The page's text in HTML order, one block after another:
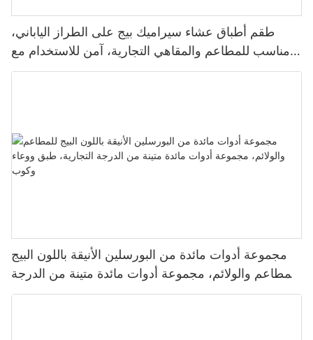
طقم أطباق عشاء سيراميك بيج على الطراز الياباني،
مناسب للمطاعم والمقاهي التجارية، آمن للاستخدام مع
الطعام، متين، مقاوم للحرارة، يتحمل غسالة الصحون
مجموعة أدوات مائدة من البورسلين الأنيقة باللون البيج
للمطاعم والولائم، مجموعة أدوات مائدة متينة من الدرجة
التجارية، طبق ووعاء وكوب